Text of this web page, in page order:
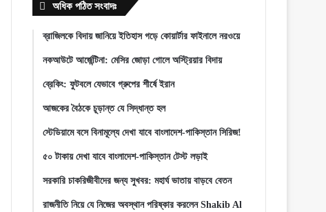
অধিক পঠিত সংবাদঃ
ব্রাজিলকে বিদায় জানিয়ে ইতিহাস গড়ে কোয়ার্টার ফাইনালে নরওয়ে
নকআউটে আর্জেন্টিনা: মেসির জোড়া গোলে অস্ট্রিয়ার বিদায়
ব্রেকিং: ফুটবলে যেভাবে গ্রুপের শীর্ষে ইরান
আজকের বৈঠকে চূড়ান্ত যে সিদ্ধান্ত হল
স্টেডিয়ামে বসে বিনামূল্যে দেখা যাবে বাংলাদেশ-পাকিস্তান সিরিজ!
৫০ টাকায় দেখা যাবে বাংলাদেশ-পাকিস্তান টেস্ট লড়াই
সরকারি চাকরিজীবীদের জন্য সুখবর: মহার্ঘ ভাতায় বাড়বে বেতন
রাজনীতি নিয়ে যে নিজের অবস্থান পরিষ্কার করলেন Shakib Al